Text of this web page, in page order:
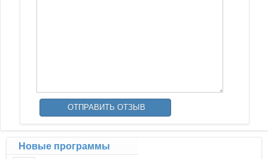
Новые программы